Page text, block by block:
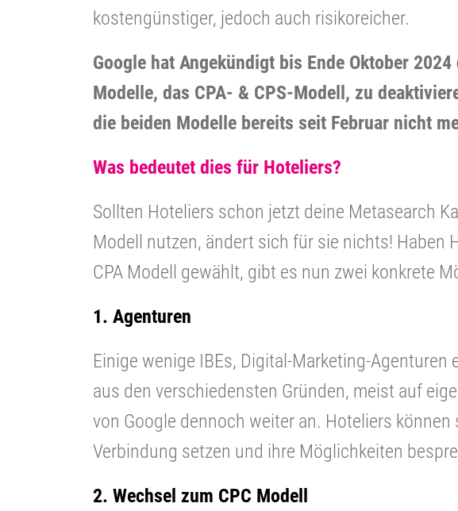
kostengünstiger, jedoch auch risikoreicher.
Google hat Angekündigt bis Ende Oktober
Modelle, das CPA- & CPS-Modell, zu
die beiden Modelle bereits seit Februar nicht
Was bedeutet dies für Hoteliers?
Sollten Hoteliers schon jetzt deine Metasearch
Modell nutzen, ändert sich für sie nichts! Haben
CPA Modell gewählt, gibt es nun zwei konkrete
1. Agenturen
Einige wenige IBEs, Digital-Marketing-Agenturen
aus den verschiedensten Gründen, meist auf
von Google dennoch weiter an. Hoteliers
Verbindung setzen und ihre Möglichkeiten
2. Wechsel zum CPC Modell